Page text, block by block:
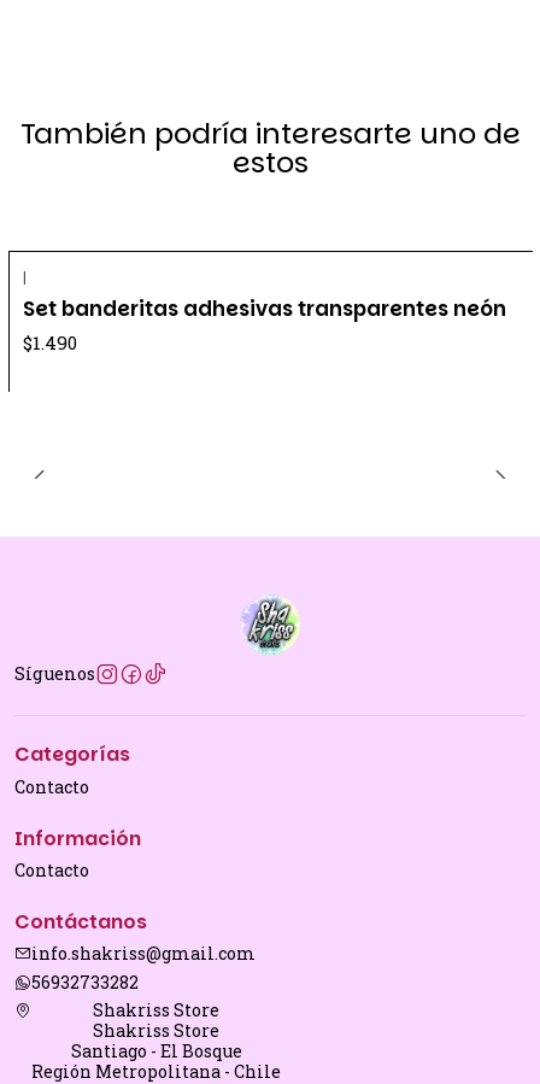
También podría interesarte uno de
estos
|
Set banderitas adhesivas transparentes neón
$1.490
Síguenos
Categorías
Contacto
Información
Contacto
Contáctanos
info.shakriss@gmail.com
56932733282
Shakriss Store
Shakriss Store
Santiago - El Bosque
Región Metropolitana - Chile